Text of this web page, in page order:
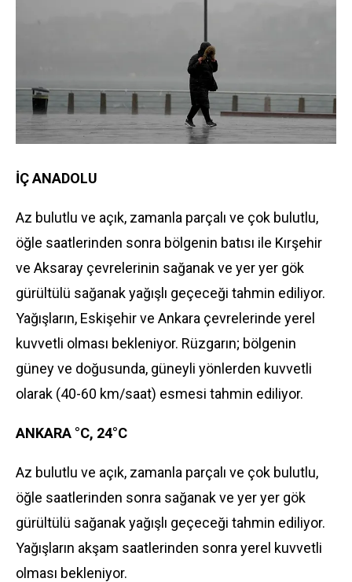
İÇ ANADOLU
Az bulutlu ve açık, zamanla parçalı ve çok bulutlu,
öğle saatlerinden sonra bölgenin batısı ile Kırşehir
ve Aksaray çevrelerinin sağanak ve yer yer gök
gürültülü sağanak yağışlı geçeceği tahmin ediliyor.
Yağışların, Eskişehir ve Ankara çevrelerinde yerel
kuvvetli olması bekleniyor. Rüzgarın; bölgenin
güney ve doğusunda, güneyli yönlerden kuvvetli
olarak (40-60 km/saat) esmesi tahmin ediliyor.
ANKARA °C, 24°C
Az bulutlu ve açık, zamanla parçalı ve çok bulutlu,
öğle saatlerinden sonra sağanak ve yer yer gök
gürültülü sağanak yağışlı geçeceği tahmin ediliyor.
Yağışların akşam saatlerinden sonra yerel kuvvetli
olması bekleniyor.